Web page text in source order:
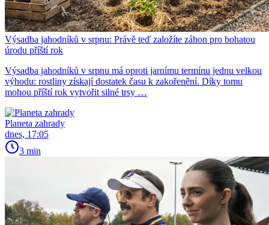
Výsadba jahodníků v srpnu: Právě teď založíte záhon pro bohatou
úrodu příští rok
Výsadba jahodníků v srpnu má oproti jarnímu termínu jednu velkou
výhodu: rostliny získají dostatek času k zakořenění. Díky tomu
mohou příští rok vytvořit silné trsy …
Planeta zahrady
dnes, 17:05
3 min